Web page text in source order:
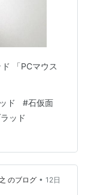
「PCマウス
ド #石仮面
ッド
のブログ • 12日